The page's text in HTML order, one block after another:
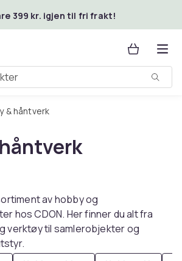
399 kr. igjen til fri frakt!
& håntverk
av hobby og
hos CDON. Her finner du alt fra
verktøy til samlerobjekter og